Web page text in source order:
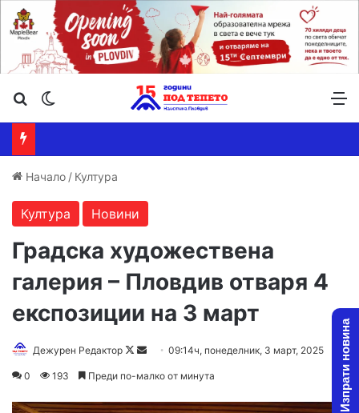
Търсене ...
Начало / Култура
Култура Новини
Градска художествена
галерия – Пловдив отваря 4
експозиции на 3 март
Дежурен Редактор
Follow
Send09:14ч, понеделник, 3 март, 2025
0 193 Преди по-малко от минута Изпрати новина